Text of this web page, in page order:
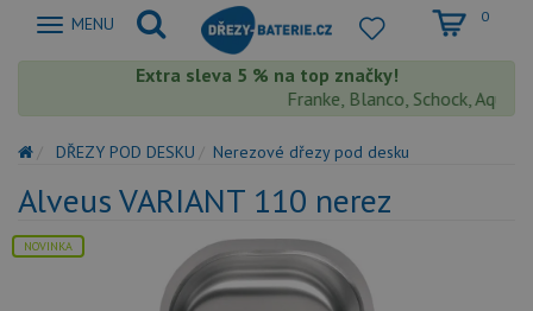
Zobrazit
MENU 0
Extra sleva 5 % na top značky!
Franke, Blanco, Schock,
DŘEZY POD DESKU Nerezové dřezy pod desku
Alveus VARIANT 110 nerez
NOVINKA